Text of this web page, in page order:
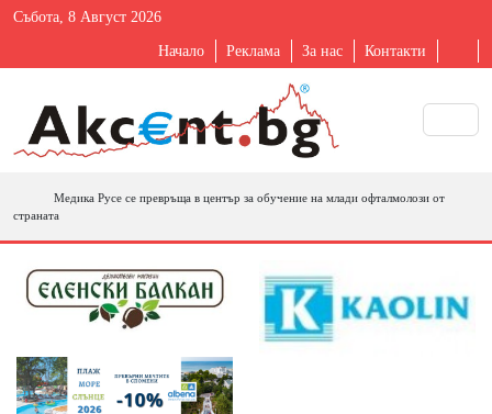
Събота, 8 Август 2026
Начало Реклама За нас Контакти
Медика Русе се превръща в център за обучение на млади офталмолози от
страната